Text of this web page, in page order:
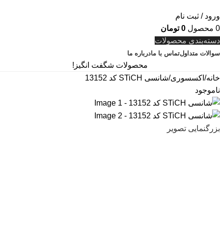
ورود / ثبت نام
0 محصول 0 تومان
دسته‌بندی محصولات
سوالات متداولتماس با مادرباره ما
محصولات شگفت انگیز!
خانه اکسسوری شانسی STiCH کد 13152
ناموجود
بزرگنمایی تصویر